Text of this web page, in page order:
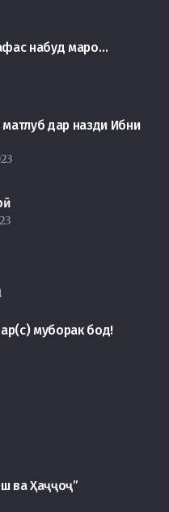
набуд маро…
матлуб дар назди Ибни
муборак бод!
ва Ҳаҷҷоҷ”